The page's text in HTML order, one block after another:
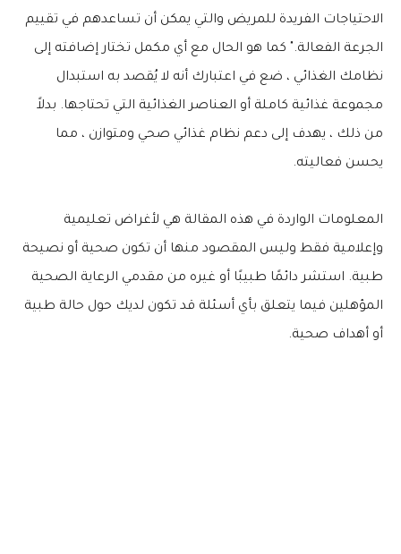
الاحتياجات الفريدة للمريض والتي يمكن أن تساعدهم في تقييم
الجرعة الفعالة." كما هو الحال مع أي مكمل تختار إضافته إلى
نظامك الغذائي ، ضع في اعتبارك أنه لا يُقصد به استبدال
مجموعة غذائية كاملة أو العناصر الغذائية التي تحتاجها. بدلاً
من ذلك ، يهدف إلى دعم نظام غذائي صحي ومتوازن ، مما
يحسن فعاليته.
المعلومات الواردة في هذه المقالة هي لأغراض تعليمية
وإعلامية فقط وليس المقصود منها أن تكون صحية أو نصيحة
طبية. استشر دائمًا طبيبًا أو غيره من مقدمي الرعاية الصحية
المؤهلين فيما يتعلق بأي أسئلة قد تكون لديك حول حالة طبية
أو أهداف صحية.